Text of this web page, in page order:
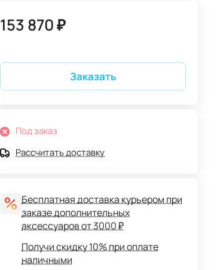
153 870 ₽
Заказать
Под заказ
Рассчитать доставку
Бесплатная доставка курьером при
заказе дополнительных
аксессуаров от 3000 ₽
Получи скидку 10% при оплате
наличными